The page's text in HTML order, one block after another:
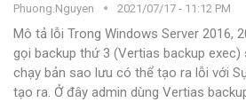
Phuong.nguyen 2021/07/17 - 11:12 PM
Mô tả lỗi Trong Windows Server 2016,
gọi backup thứ 3 (Vertias backup exec)
chạy bản sao lưu có thể tạo ra lỗi với
tạo ra. Ở đây admin dùng Vertias